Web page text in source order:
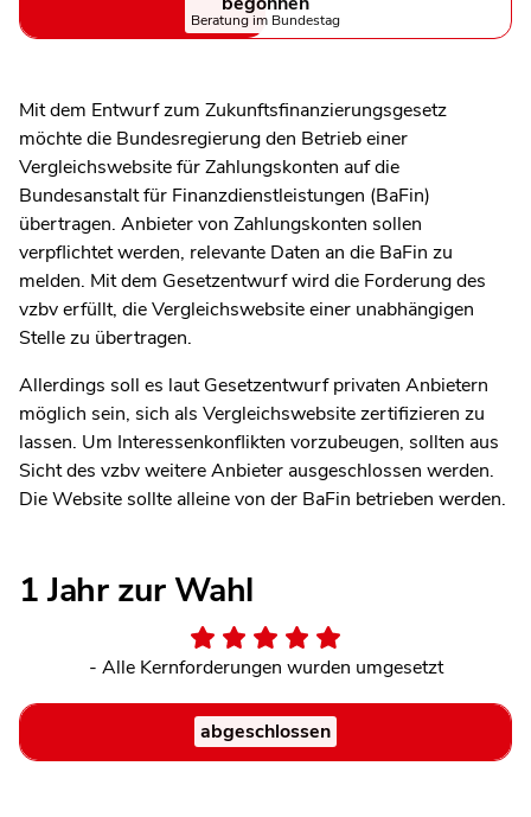
Beratung im Bundestag
Mit dem Entwurf zum Zukunftsfinanzierungsgesetz
möchte die Bundesregierung den Betrieb einer
Vergleichswebsite für Zahlungskonten auf die
Bundesanstalt für Finanzdienstleistungen (BaFin)
übertragen. Anbieter von Zahlungskonten sollen
verpflichtet werden, relevante Daten an die BaFin zu
melden. Mit dem Gesetzentwurf wird die Forderung des
vzbv erfüllt, die Vergleichswebsite einer unabhängigen
Stelle zu übertragen.
Allerdings soll es laut Gesetzentwurf privaten Anbietern
möglich sein, sich als Vergleichswebsite zertifizieren zu
lassen. Um Interessenkonflikten vorzubeugen, sollten aus
Sicht des vzbv weitere Anbieter ausgeschlossen werden.
Die Website sollte alleine von der BaFin betrieben werden.
1 Jahr zur Wahl
- Alle Kernforderungen wurden umgesetzt
abgeschlossen